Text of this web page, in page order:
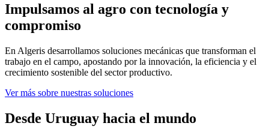
Impulsamos al agro con tecnología y
compromiso
En Algeris desarrollamos soluciones mecánicas que transforman el
trabajo en el campo, apostando por la innovación, la eficiencia y el
crecimiento sostenible del sector productivo.
Ver más sobre nuestras soluciones
Desde Uruguay hacia el mundo